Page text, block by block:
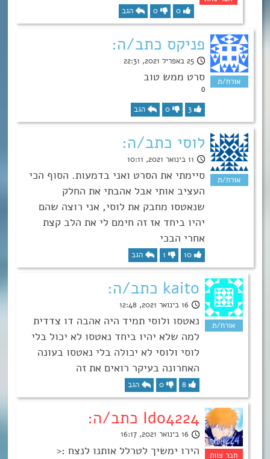
0
0 הגב
פניקס כתב/ה:
25 באפריל 2021, 22:31
סרט ממש טוב
⁰
3
0 הגב
לוסי כתב/ה:
11 בינואר 2021, 10:11
סיימתי את הסרט ואני בדמעות. הסוף הכי
העציב אותי אבל אהבתי את החלק
שנאטסו מחבק את לוסי, אני רוצה שהם
יהיו ביחד אז זה חימם לי את הלב קצת
אחרי הבכי
10
1 הגב
kaito כתב/ה:
16 בינואר 2021, 12:48
נאטסו ולוסי תמיד היה אהבה דו צדדית
למה שלא יהיו ביחד נאטסו לא יכול בלי
לוסי ולוסי לא יכולה בלי נאטסו בעונה
האחרונה בעיקר רואים את זה
8
0 הגב
Ido4224 כתב/ה:
16 בינואר 2021, 16:17
הירו ימשיך לטרלל אותנו לנצח :<